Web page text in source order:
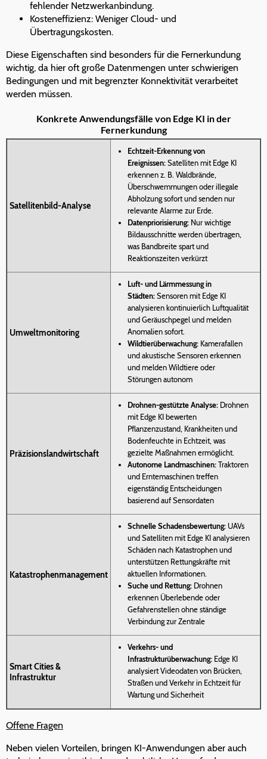
fehlender Netzwerkanbindung.
Kosteneffizienz: Weniger Cloud- und
Übertragungskosten.
Diese Eigenschaften sind besonders für die Fernerkundung
wichtig, da hier oft große Datenmengen unter schwierigen
Bedingungen und mit begrenzter Konnektivität verarbeitet
werden müssen.
Konkrete Anwendungsfälle von Edge KI in der
Fernerkundung
Satellitenbild-Analyse
Echtzeit-Erkennung von
Ereignissen:Satelliten mit Edge KI
erkennen z. B. Waldbrände,
Überschwemmungen oder illegale
Abholzung sofort und senden nur
relevante Alarme zur Erde.
Datenpriorisierung: Nur wichtige
Bildausschnitte werden übertragen,
was Bandbreite spart und
Reaktionszeiten verkürzt
Umweltmonitoring
Luft- und Lärmmessung in
Städten:Sensoren mit Edge KI
analysieren kontinuierlich Luftqualität
und Geräuschpegel und melden
Anomalien sofort.
Wildtierüberwachung: Kamerafallen
und akustische Sensoren erkennen
und melden Wildtiere oder
Störungen autonom
Präzisionslandwirtschaft
Drohnen-gestützte Analyse: Drohnen
mit Edge KI bewerten
Pflanzenzustand, Krankheiten und
Bodenfeuchte in Echtzeit, was
gezielte Maßnahmen ermöglicht.
Autonome Landmaschinen:Traktoren
und Erntemaschinen treffen
eigenständig Entscheidungen
basierend auf Sensordaten
Katastrophenmanagement
Schnelle Schadensbewertung: UAVs
und Satelliten mit Edge KI analysieren
Schäden nach Katastrophen und
unterstützen Rettungskräfte mit
aktuellen Informationen.
Suche und Rettung: Drohnen
erkennen Überlebende oder
Gefahrenstellen ohne ständige
Verbindung zur Zentrale
Smart Cities &
Infrastruktur
Verkehrs- und
Infrastrukturüberwachung: Edge KI
analysiert Videodaten von Brücken,
Straßen und Verkehr in Echtzeit für
Wartung und Sicherheit
Offene Fragen
Neben vielen Vorteilen, bringen KI-Anwendungen aber auch